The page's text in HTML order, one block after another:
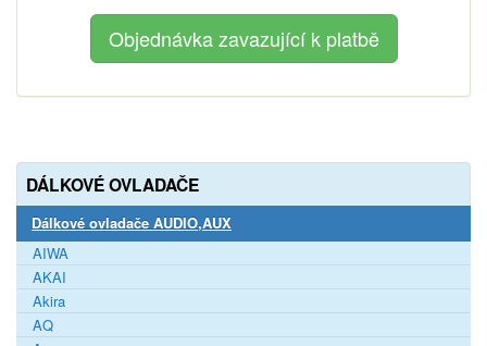
DÁLKOVÉ OVLADAČE
Dálkové ovladače AUDIO,AUX
AIWA
AKAI
Akira
AQ